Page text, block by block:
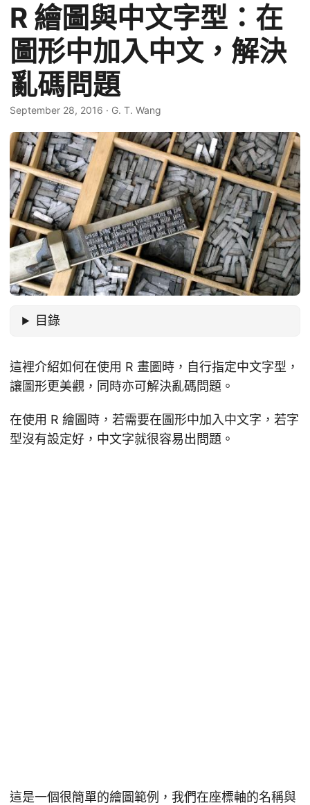
R 繪圖與中文字型：在
圖形中加入中文，解決
亂碼問題
September 28, 2016 · G. T. Wang
目錄
這裡介紹如何在使用 R 畫圖時，自行指定中文字型，
讓圖形更美觀，同時亦可解決亂碼問題。
在使用 R 繪圖時，若需要在圖形中加入中文字，若字
型沒有設定好，中文字就很容易出問題。
這是一個很簡單的繪圖範例，我們在座標軸的名稱與